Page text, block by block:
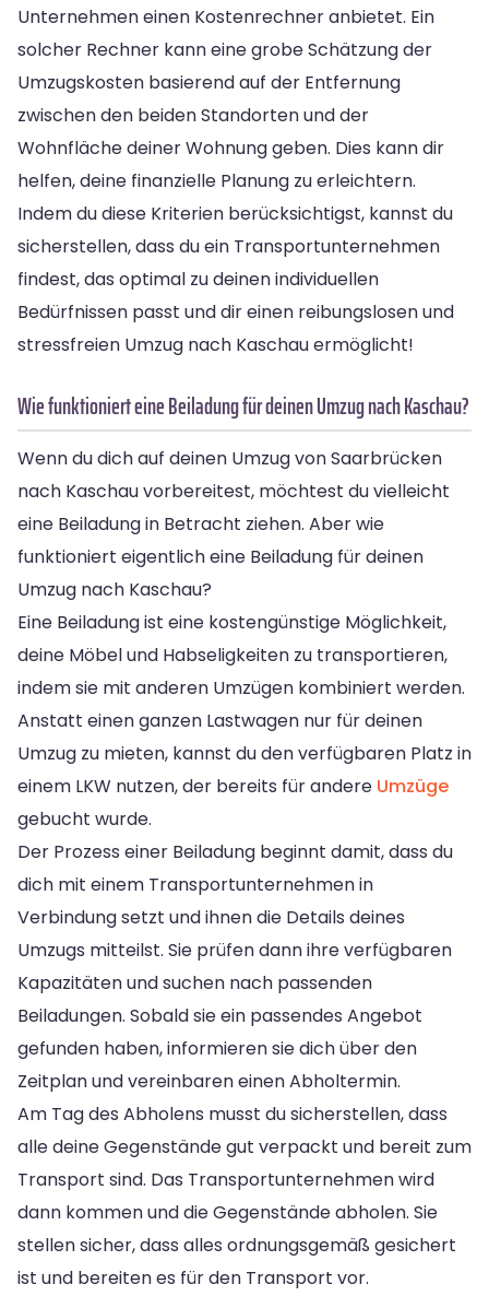
Unternehmen einen Kostenrechner anbietet. Ein
solcher Rechner kann eine grobe Schätzung der
Umzugskosten basierend auf der Entfernung
zwischen den beiden Standorten und der
Wohnfläche deiner Wohnung geben. Dies kann dir
helfen, deine finanzielle Planung zu erleichtern.
Indem du diese Kriterien berücksichtigst, kannst du
sicherstellen, dass du ein Transportunternehmen
findest, das optimal zu deinen individuellen
Bedürfnissen passt und dir einen reibungslosen und
stressfreien Umzug nach Kaschau ermöglicht!
Wie funktioniert eine Beiladung für deinen Umzug nach Kaschau?
Wenn du dich auf deinen Umzug von Saarbrücken
nach Kaschau vorbereitest, möchtest du vielleicht
eine Beiladung in Betracht ziehen. Aber wie
funktioniert eigentlich eine Beiladung für deinen
Umzug nach Kaschau?
Eine Beiladung ist eine kostengünstige Möglichkeit,
deine Möbel und Habseligkeiten zu transportieren,
indem sie mit anderen Umzügen kombiniert werden.
Anstatt einen ganzen Lastwagen nur für deinen
Umzug zu mieten, kannst du den verfügbaren Platz in
einem LKW nutzen, der bereits für andere Umzüge
gebucht wurde.
Der Prozess einer Beiladung beginnt damit, dass du
dich mit einem Transportunternehmen in
Verbindung setzt und ihnen die Details deines
Umzugs mitteilst. Sie prüfen dann ihre verfügbaren
Kapazitäten und suchen nach passenden
Beiladungen. Sobald sie ein passendes Angebot
gefunden haben, informieren sie dich über den
Zeitplan und vereinbaren einen Abholtermin.
Am Tag des Abholens musst du sicherstellen, dass
alle deine Gegenstände gut verpackt und bereit zum
Transport sind. Das Transportunternehmen wird
dann kommen und die Gegenstände abholen. Sie
stellen sicher, dass alles ordnungsgemäß gesichert
ist und bereiten es für den Transport vor.